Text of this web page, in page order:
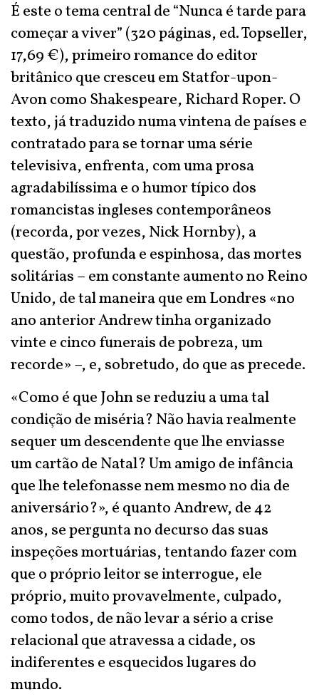
É este o tema central de “Nunca é tarde para
começar a viver” (320 páginas, ed. Topseller,
17,69 €), primeiro romance do editor
britânico que cresceu em Statfor-upon-
Avon como Shakespeare, Richard Roper. O
texto, já traduzido numa vintena de países e
contratado para se tornar uma série
televisiva, enfrenta, com uma prosa
agradabilíssima e o humor típico dos
romancistas ingleses contemporâneos
(recorda, por vezes, Nick Hornby), a
questão, profunda e espinhosa, das mortes
solitárias – em constante aumento no Reino
Unido, de tal maneira que em Londres «no
ano anterior Andrew tinha organizado
vinte e cinco funerais de pobreza, um
recorde» –, e, sobretudo, do que as precede.
«Como é que John se reduziu a uma tal
condição de miséria? Não havia realmente
sequer um descendente que lhe enviasse
um cartão de Natal? Um amigo de infância
que lhe telefonasse nem mesmo no dia de
aniversário?», é quanto Andrew, de 42
anos, se pergunta no decurso das suas
inspeções mortuárias, tentando fazer com
que o próprio leitor se interrogue, ele
próprio, muito provavelmente, culpado,
como todos, de não levar a sério a crise
relacional que atravessa a cidade, os
indiferentes e esquecidos lugares do
mundo.